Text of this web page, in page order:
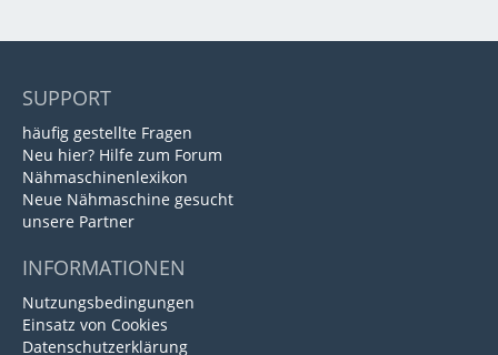
SUPPORT
häufig gestellte Fragen
Neu hier? Hilfe zum Forum
Nähmaschinenlexikon
Neue Nähmaschine gesucht
unsere Partner
INFORMATIONEN
Nutzungsbedingungen
Einsatz von Cookies
Datenschutzerklärung